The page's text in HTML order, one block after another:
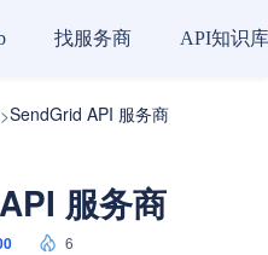
找服务商 API知识库
>SendGrid API 服务商
服务商
6